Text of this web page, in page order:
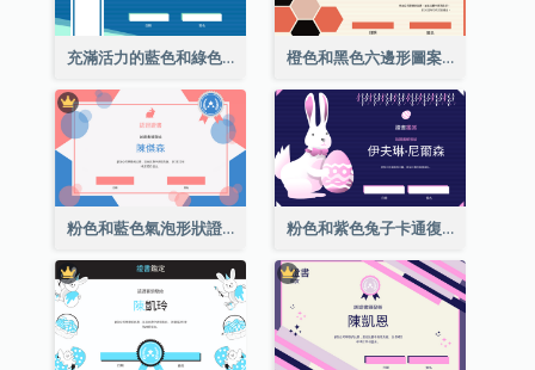
充滿活力的藍色和綠色徽章證書 橙色和黑色六邊形圖案證書
粉色和藍色氣泡形狀證書 粉色和紫色兔子卡通復活節證書